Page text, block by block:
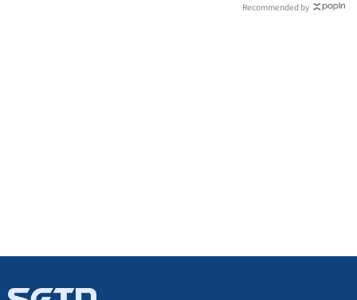
Recommended by